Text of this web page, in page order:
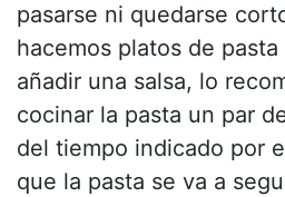
pasarse ni quedarse
hacemos platos de
añadir una salsa, lo
cocinar la pasta un par
del tiempo indicado por
que la pasta se va a